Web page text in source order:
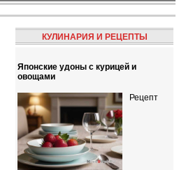
КУЛИНАРИЯ И РЕЦЕПТЫ
Японские удоны с курицей и
овощами
Рецепт